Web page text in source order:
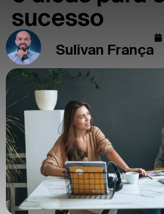
sucesso
Sulivan França